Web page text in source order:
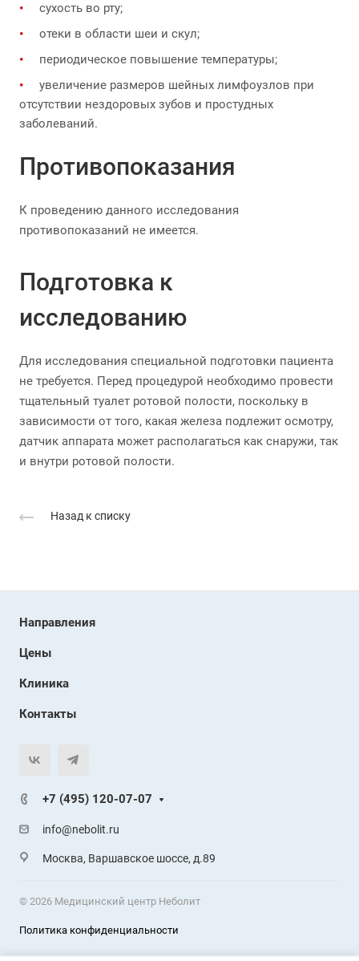
сухость во рту;
отеки в области шеи и скул;
периодическое повышение температуры;
увеличение размеров шейных лимфоузлов при
отсутствии нездоровых зубов и простудных
заболеваний.
Противопоказания
К проведению данного исследования
противопоказаний не имеется.
Подготовка к
исследованию
Для исследования специальной подготовки пациента
не требуется. Перед процедурой необходимо провести
тщательный туалет ротовой полости, поскольку в
зависимости от того, какая железа подлежит осмотру,
датчик аппарата может располагаться как снаружи, так
и внутри ротовой полости.
Назад к списку
Направления
Цены
Клиника
Контакты
+7 (495) 120-07-07
info@nebolit.ru
Москва, Варшавское шоссе, д.89
© 2026 Медицинский центр Неболит
Политика конфиденциальности